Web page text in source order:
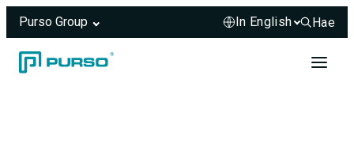
Purso Group
Hae
Hae